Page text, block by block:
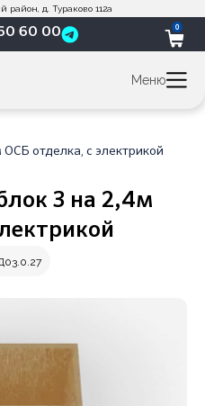
д. Тураково 112а
60 00 0
Меню
отделка, с электрикой
3 на 2,4м